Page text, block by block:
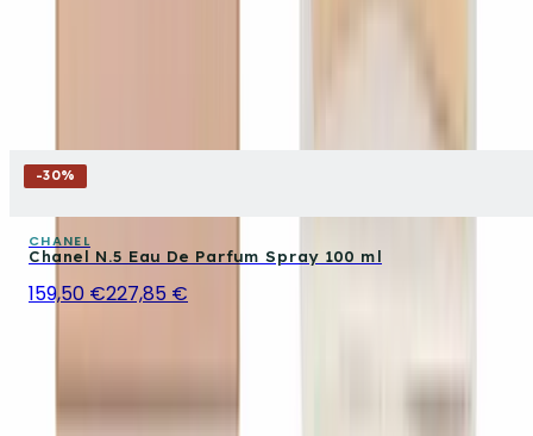
-30%
CHANEL
Chanel N.5 Eau De Parfum Spray 100 ml
159,50 €227,85 €